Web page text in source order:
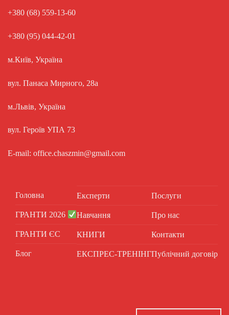
+380 (68) 559-13-60
+380 (95) 044-42-01
м.Київ, Україна
вул. Панаса Мирного, 28а
м.Львів, Україна
вул. Героїв УПА 73
E-mail: office.chaszmin@gmail.com
Головна
ГРАНТИ 2026
ГРАНТИ ЄС
Блог
Експерти
Навчання
КНИГИ
ЕКСПРЕС-ТРЕНІНГ
Послуги
Про нас
Контакти
Публічний договір